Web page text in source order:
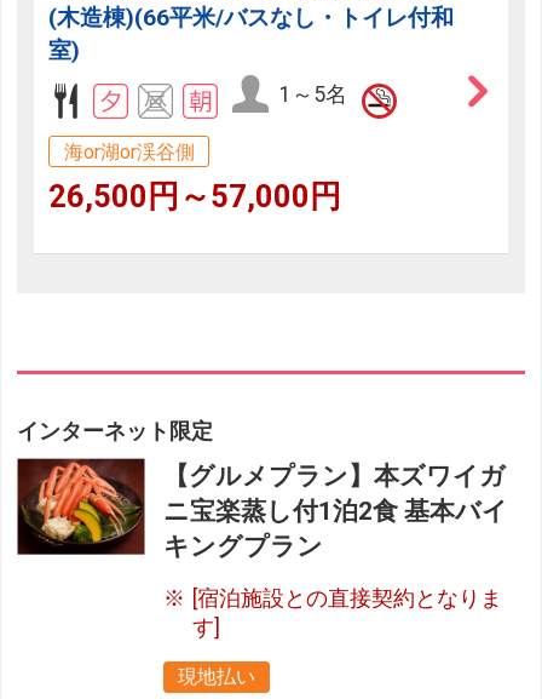
(木造棟)(66平米/バスなし・トイレ付和
室)
1～5名
海or湖or渓谷側
26,500円～57,000円
インターネット限定
【グルメプラン】本ズワイガ
ニ宝楽蒸し付1泊2食 基本バイ
キングプラン
[宿泊施設との直接契約となりま
す]
現地払い